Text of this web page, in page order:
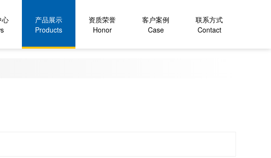
联系方式
Contact
客户案例
Case
资质荣誉
Honor
产品展示
Products
心